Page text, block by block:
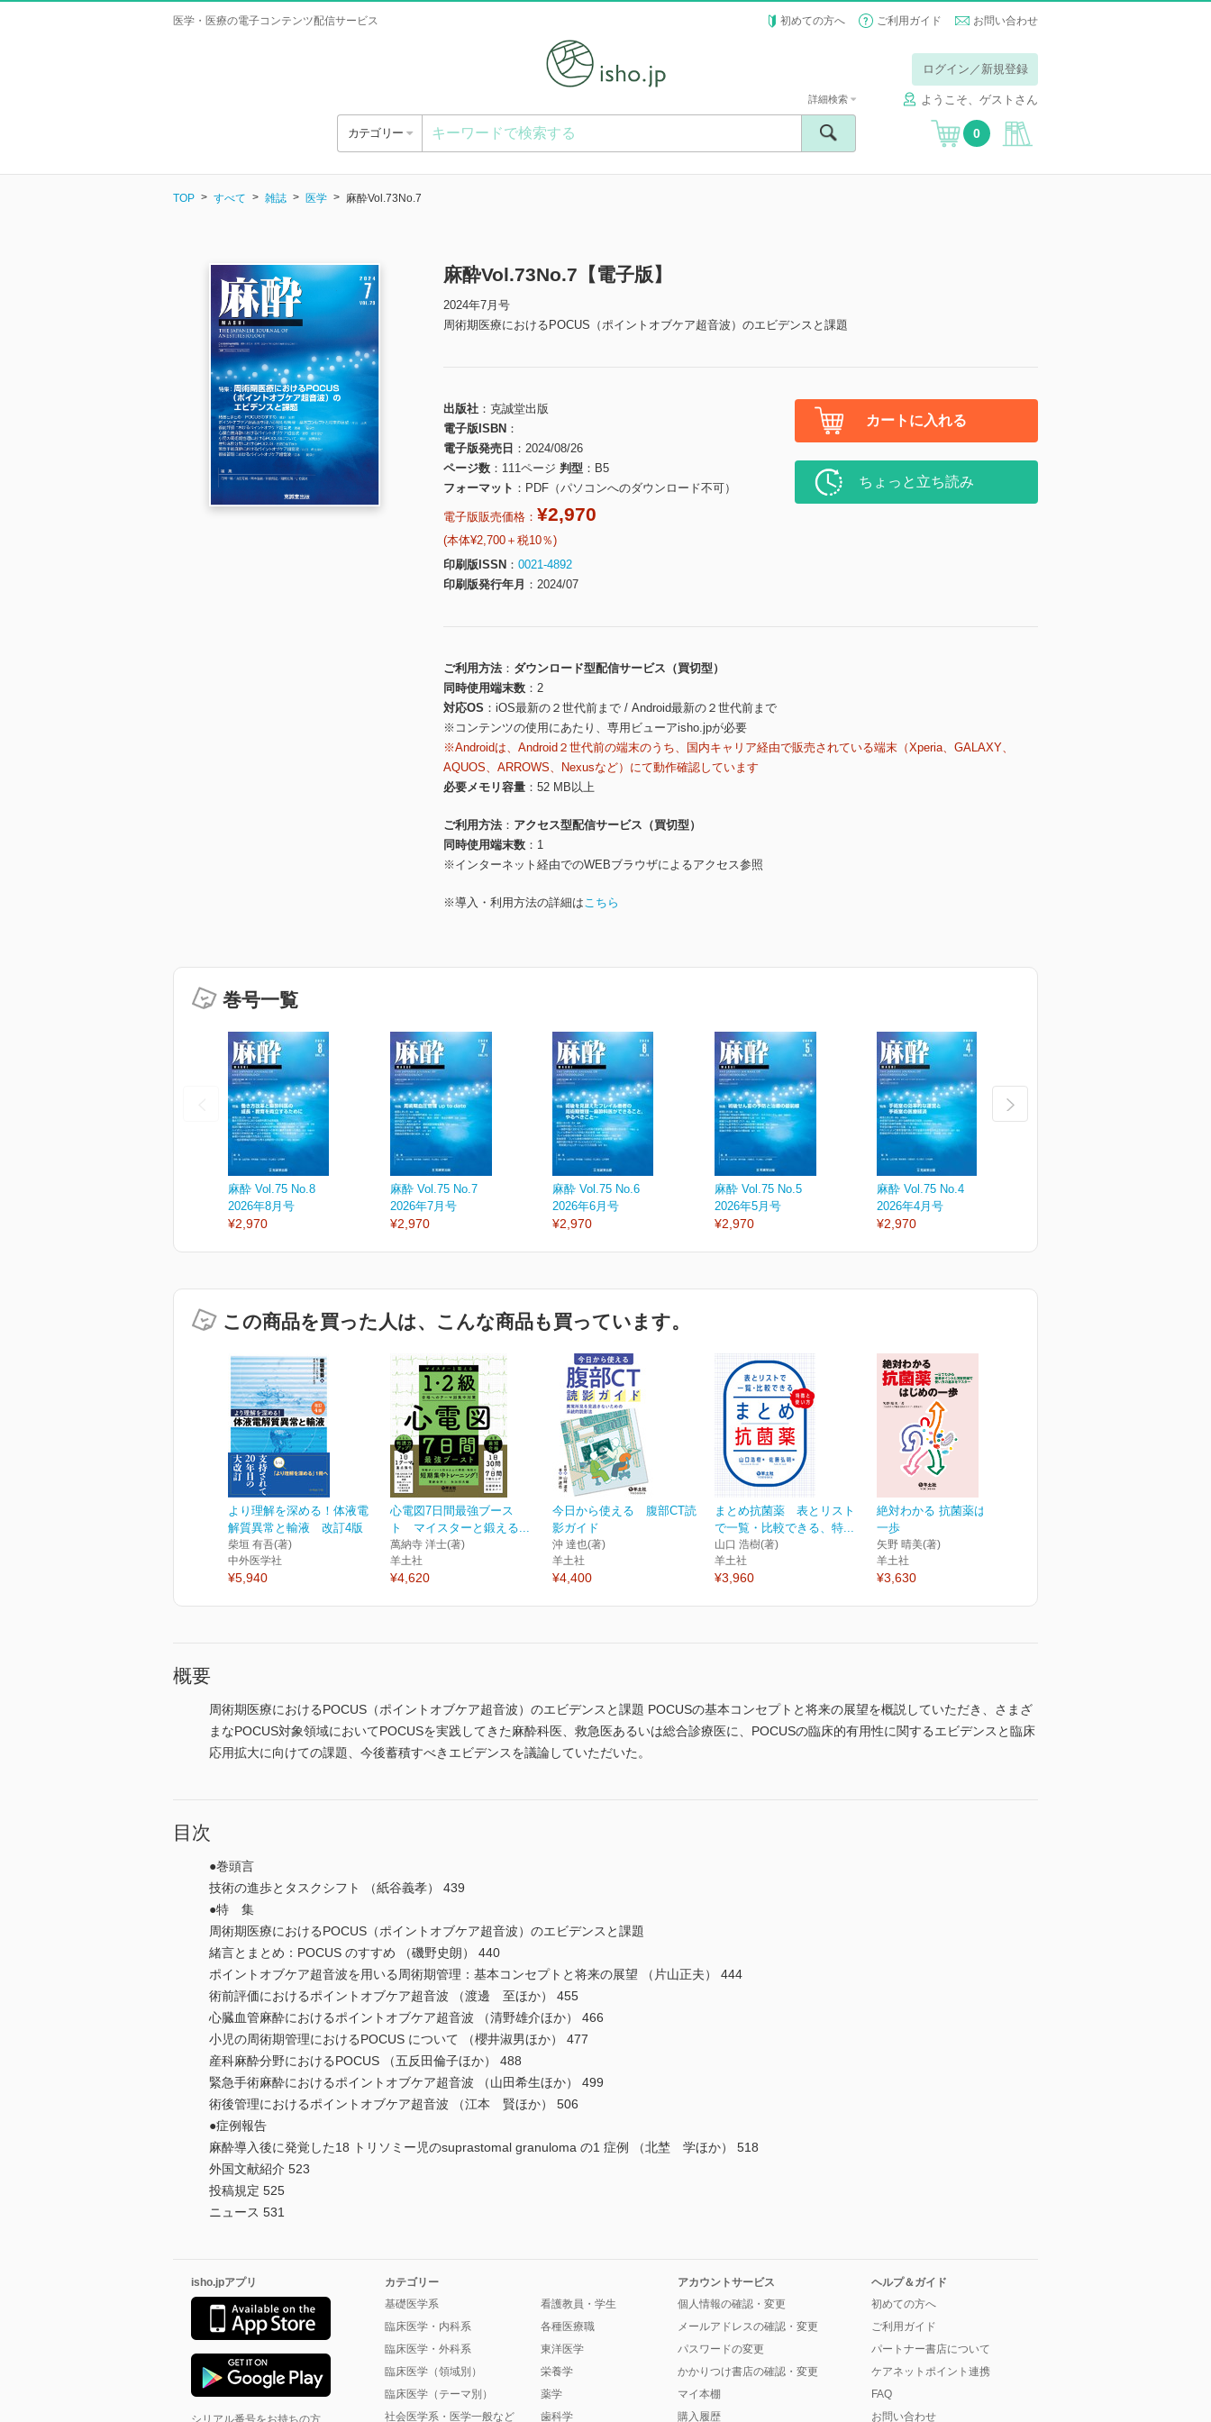
医学・医療の電子コンテンツ配信サービス 初めての方へ ご利用ガイド お問い合わせ
ログイン／新規登録
ようこそ、ゲストさん
カテゴリー
詳細検索
0
TOP すべて 雑誌 医学 麻酔Vol.73No.7
麻酔Vol.73No.7【電子版】
2024年7月号
周術期医療におけるPOCUS（ポイントオブケア超音波）のエビデンスと課題
出版社
克誠堂出版
電子版ISBN
電子版発売日
2024/08/26
ページ数
111ページ 判型
B5
フォーマット
PDF（パソコンへのダウンロード不可）
電子版販売価格： ¥2,970
(本体¥2,700＋税10％)
印刷版ISSN
0021-4892
印刷版発行年月
2024/07
カートに入れる
ちょっと立ち読み
ご利用方法
ダウンロード型配信サービス（買切型）
同時使用端末数
2
対応OS
iOS最新の２世代前まで / Android最新の２世代前まで
※コンテンツの使用にあたり、専用ビューアisho.jpが必要
※Androidは、Android２世代前の端末のうち、国内キャリア経由で販売されている端末（Xperia、GALAXY、
AQUOS、ARROWS、Nexusなど）にて動作確認しています
必要メモリ容量
52 MB以上
ご利用方法
アクセス型配信サービス（買切型）
同時使用端末数
1
※インターネット経由でのWEBブラウザによるアクセス参照
※導入・利用方法の詳細はこちら
巻号一覧
麻酔 Vol.75 No.8
2026年8月号
¥2,970
麻酔 Vol.75 No.7
2026年7月号
¥2,970
麻酔 Vol.75 No.6
2026年6月号
¥2,970
麻酔 Vol.75 No.5
2026年5月号
¥2,970
麻酔 Vol.75 No.4
2026年4月号
¥2,970
この商品を買った人は、こんな商品も買っています。
より理解を深める！体液電
解質異常と輸液 改訂4版
柴垣 有吾(著)
中外医学社
¥5,940
心電図7日間最強ブース
ト マイスターと鍛える...
萬納寺 洋士(著)
羊土社
¥4,620
今日から使える 腹部CT読
影ガイド
沖 達也(著)
羊土社
¥4,400
まとめ抗菌薬 表とリスト
で一覧・比較できる、特...
山口 浩樹(著)
羊土社
¥3,960
絶対わかる 抗菌薬はじめの
一歩
矢野 晴美(著)
羊土社
¥3,630
概要
周術期医療におけるPOCUS（ポイントオブケア超音波）のエビデンスと課題 POCUSの基本コンセプトと将来の展望を概説していただき、さまざ
まなPOCUS対象領域においてPOCUSを実践してきた麻酔科医、救急医あるいは総合診療医に、POCUSの臨床的有用性に関するエビデンスと臨床
応用拡大に向けての課題、今後蓄積すべきエビデンスを議論していただいた。
目次
●巻頭言
技術の進歩とタスクシフト （紙谷義孝） 439
●特 集
周術期医療におけるPOCUS（ポイントオブケア超音波）のエビデンスと課題
緒言とまとめ：POCUS のすすめ （磯野史朗） 440
ポイントオブケア超音波を用いる周術期管理：基本コンセプトと将来の展望 （片山正夫） 444
術前評価におけるポイントオブケア超音波 （渡邊 至ほか） 455
心臓血管麻酔におけるポイントオブケア超音波 （清野雄介ほか） 466
小児の周術期管理におけるPOCUS について （櫻井淑男ほか） 477
産科麻酔分野におけるPOCUS （五反田倫子ほか） 488
緊急手術麻酔におけるポイントオブケア超音波 （山田希生ほか） 499
術後管理におけるポイントオブケア超音波 （江本 賢ほか） 506
●症例報告
麻酔導入後に発覚した18 トリソミー児のsuprastomal granuloma の1 症例 （北埜 学ほか） 518
外国文献紹介 523
投稿規定 525
ニュース 531
isho.jpアプリ
カテゴリー
基礎医学系
臨床医学・内科系
臨床医学・外科系
臨床医学（領域別）
臨床医学（テーマ別）
社会医学系・医学一般など
看護教員・学生
各種医療職
東洋医学
栄養学
薬学
歯科学
アカウントサービス
個人情報の確認・変更
メールアドレスの確認・変更
パスワードの変更
かかりつけ書店の確認・変更
マイ本棚
購入履歴
ヘルプ＆ガイド
初めての方へ
ご利用ガイド
パートナー書店について
ケアネットポイント連携
FAQ
お問い合わせ